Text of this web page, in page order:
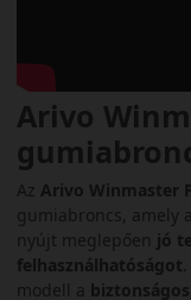
Arivo
Az Arivo Winmaster
gumiabroncs, amely
nyújt meglepően jó
felhasználhatóságot
modell a